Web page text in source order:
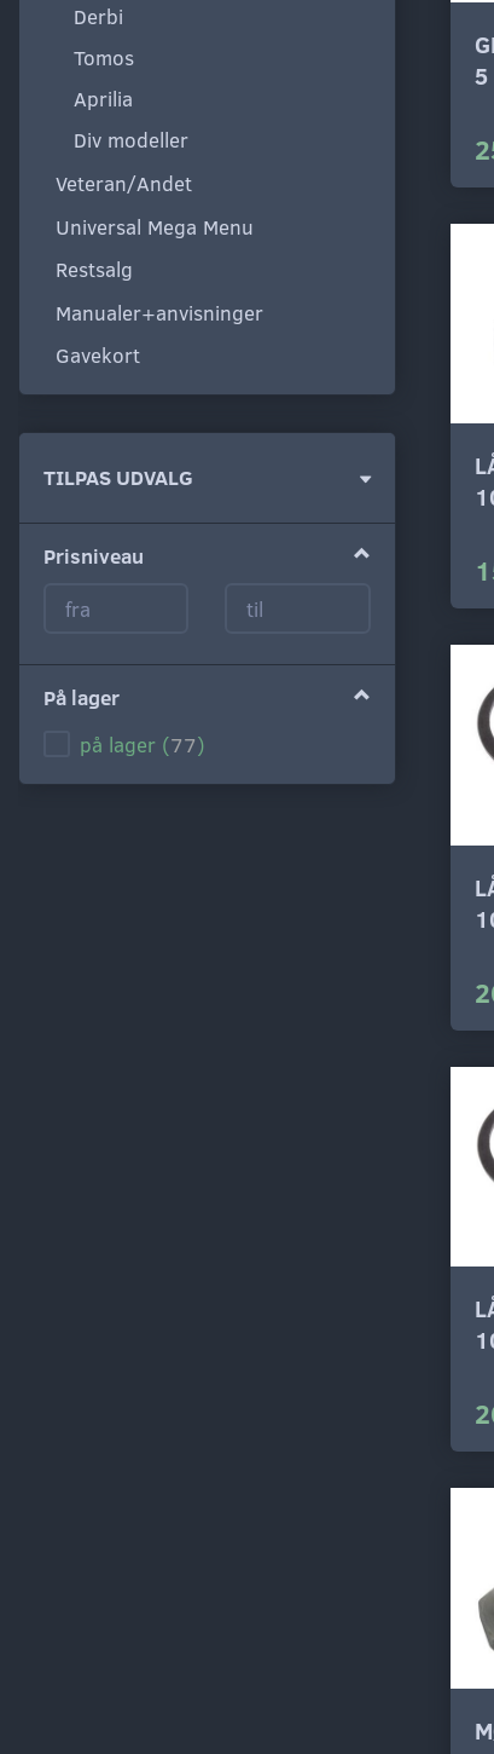
Derbi
Tomos
Aprilia
Div modeller
Veteran/Andet
Universal Mega Menu
Restsalg
Manualer+anvisninger
Gavekort
TILPAS UDVALG
Prisniveau
På lager
på lager (77)
5